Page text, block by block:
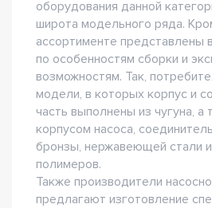
оборудования данной
широта модельного ряда.
ассортименте представлены
по особенностям сборки и
возможностям. Так,
модели, в которых корпус и
часть выполнены из чугуна, а
корпусом насоса,
бронзы, нержавеющей стали
полимеров.
Также производители
предлагают изготовление